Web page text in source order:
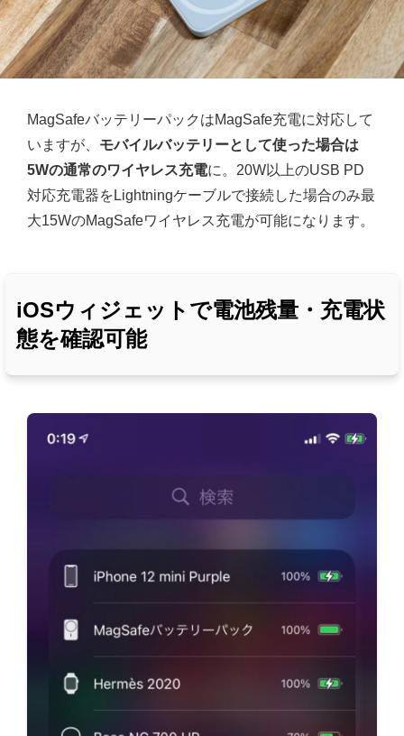
MagSafeバッテリーパックはMagSafe充電に対応して
いますが、 モバイルバッテリーとして使った場合は
5Wの通常のワイヤレス充電に。20W以上のUSB PD
対応充電器をLightningケーブルで接続した場合のみ最
大15WのMagSafeワイヤレス充電が可能になります。
iOSウィジェットで電池残量・充電状
態を確認可能